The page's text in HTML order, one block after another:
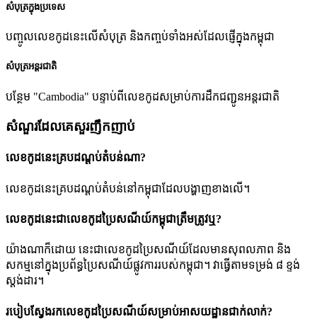
សំបុត្រក្នុងប្រទេស
បញ្ចូលលេខកូដនេះលើសំបុត្រ និងកញ្ចប់ទាំងអស់ដែលផ្ញើក្នុងកម្ពុជា
សំបុត្រអន្តរជាតិ
បន្ថែម "Cambodia" បន្ទាប់ពីលេខកូដសម្រាប់ការដឹកជញ្ជូនអន្តរជាតិ
សំណួរដែលគេសួរញឹកញាប់
លេខកូដនេះគ្របដណ្តប់តំបន់ណា?
លេខកូដនេះគ្របដណ្តប់តំបន់នៅកម្ពុជាដែលបង្ហាញខាងលើ។
លេខកូដនេះជាលេខកូដប្រៃសណីយ៍កម្ពុជាត្រឹមត្រូវឬ?
យ៉ាងណាក៏ដោយ នេះជាលេខកូដប្រៃសណីយ៍ដែលមានសុពលភាព និង
សកម្មនៅក្នុងប្រព័ន្ធប្រៃសណីយ៍ផ្លូវការរបស់កម្ពុជា។ វាធ្វើតាមទម្រង់ ៨ ខ្ទង់
ស្តង់ដារ។
របៀបស្វែងរកលេខកូដប្រៃសណីយ៍សម្រាប់អាសយដ្ឋានជាក់លាក់?